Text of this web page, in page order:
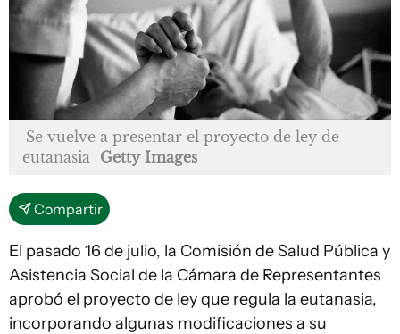
Se vuelve a presentar el proyecto de ley de
eutanasia
Getty Images
Compartir
El pasado 16 de julio, la Comisión de Salud Pública y
Asistencia Social de la Cámara de Representantes
aprobó el proyecto de ley que regula la eutanasia,
incorporando algunas modificaciones a su